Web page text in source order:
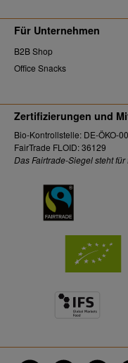
Für Unternehmen
B2B Shop
Office Snacks
Zertifizierungen und
Bio-Kontrollstelle: DE-ÖKO-
FairTrade FLOID: 36129
Das Fairtrade-Siegel steht